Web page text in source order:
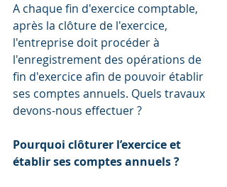
A chaque fin d'exercice comptable,
après la clôture de l'exercice,
l'entreprise doit procéder à
l'enregistrement des opérations de
fin d'exercice afin de pouvoir établir
ses comptes annuels. Quels travaux
devons-nous effectuer ?
Pourquoi clôturer l’exercice et
établir ses comptes annuels ?